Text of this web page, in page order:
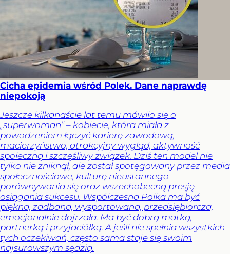
Cicha epidemia wśród Polek. Dane naprawdę
niepokoją
Jeszcze kilkanaście lat temu mówiło się o
„superwoman” – kobiecie, która miała z
powodzeniem łączyć karierę zawodową,
macierzyństwo, atrakcyjny wygląd, aktywność
społeczną i szczęśliwy związek. Dziś ten model nie
tylko nie zniknął, ale został spotęgowany przez media
społecznościowe, kulturę nieustannego
porównywania się oraz wszechobecną presję
osiągania sukcesu. Współczesna Polka ma być
piękna, zadbana, wysportowana, przedsiębiorcza,
emocjonalnie dojrzała. Ma być dobrą matką,
partnerką i przyjaciółką. A jeśli nie spełnia wszystkich
tych oczekiwań, często sama staje się swoim
najsurowszym sędzią.